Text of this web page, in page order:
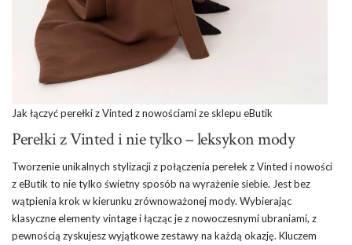
Jak łączyć perełki z Vinted z nowościami ze sklepu eButik
Perełki z Vinted i nie tylko – leksykon mody
Tworzenie unikalnych stylizacji z połączenia perełek z Vinted i nowości
z eButik to nie tylko świetny sposób na wyrażenie siebie. Jest bez
wątpienia krok w kierunku zrównoważonej mody. Wybierając
klasyczne elementy vintage i łącząc je z nowoczesnymi ubraniami, z
pewnością zyskujesz wyjątkowe zestawy na każdą okazję. Kluczem